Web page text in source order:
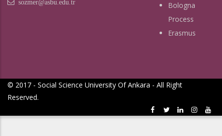
sozmer@asbu.edu.tr
Bologna
Process
Erasmus
© 2017 - Social Science University Of Ankara - All Right
Reserved.